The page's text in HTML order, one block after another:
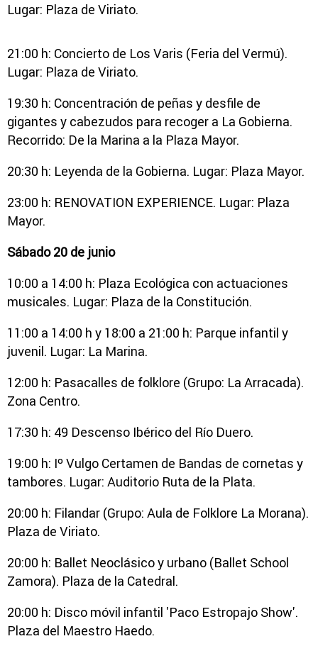
Lugar: Plaza de Viriato.
21:00 h: Concierto de Los Varis (Feria del Vermú).
Lugar: Plaza de Viriato.
19:30 h: Concentración de peñas y desfile de
gigantes y cabezudos para recoger a La Gobierna.
Recorrido: De la Marina a la Plaza Mayor.
20:30 h: Leyenda de la Gobierna. Lugar: Plaza Mayor.
23:00 h: RENOVATION EXPERIENCE. Lugar: Plaza
Mayor.
Sábado 20 de junio
10:00 a 14:00 h: Plaza Ecológica con actuaciones
musicales. Lugar: Plaza de la Constitución.
11:00 a 14:00 h y 18:00 a 21:00 h: Parque infantil y
juvenil. Lugar: La Marina.
12:00 h: Pasacalles de folklore (Grupo: La Arracada).
Zona Centro.
17:30 h: 49 Descenso Ibérico del Río Duero.
19:00 h: Iº Vulgo Certamen de Bandas de cornetas y
tambores. Lugar: Auditorio Ruta de la Plata.
20:00 h: Filandar (Grupo: Aula de Folklore La Morana).
Plaza de Viriato.
20:00 h: Ballet Neoclásico y urbano (Ballet School
Zamora). Plaza de la Catedral.
20:00 h: Disco móvil infantil 'Paco Estropajo Show'.
Plaza del Maestro Haedo.